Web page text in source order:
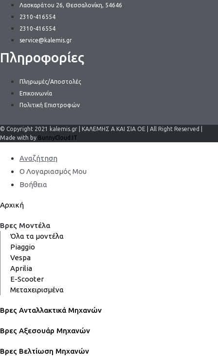
Λασκαράτου 26, Θεσσαλονίκη, 54646
2310-416554
2310-416554
service@kalemis.gr
Πληροφορίες
Πληρωμές/Αποστολές
Επικοινωνία
Πολιτική Επιστροφών
© Copyright 2021 kalemis.gr | ΚΑΛΕΜΗΣ Α ΚΑΙ ΣΙΑ ΟΕ | All Right Reserved |
Made with by BunnyCloud.IT
Αναζήτηση
Ο Λογαριασμός Μου
Βοήθεια
Αρχική
Βρες Μοντέλα
Όλα τα μοντέλα
Piaggio
Vespa
Aprilia
E-Scooter
Μεταχειρισμένα
Βρες Ανταλλακτικά Μηχανών
Βρες Αξεσουάρ Μηχανών
Βρες Βελτίωση Μηχανών